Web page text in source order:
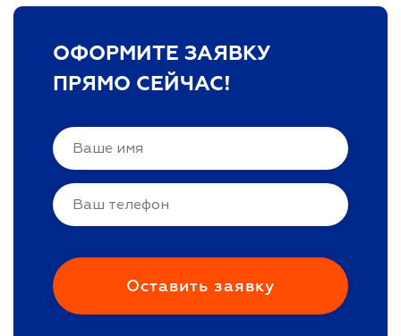
ОФОРМИТЕ ЗАЯВКУ
ПРЯМО СЕЙЧАС!